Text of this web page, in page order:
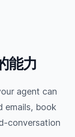
能力
agent can
emails, book
conversation